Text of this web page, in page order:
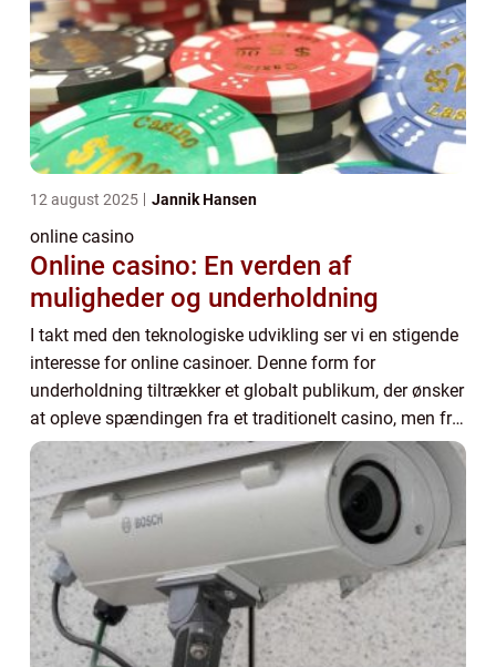
12 august 2025 Jannik Hansen
online casino
Online casino: En verden af
muligheder og underholdning
I takt med den teknologiske udvikling ser vi en stigende
interesse for online casinoer. Denne form for
underholdning tiltrækker et globalt publikum, der ønsker
at opleve spændingen fra et traditionelt casino, men fra
bekvemmelighed...